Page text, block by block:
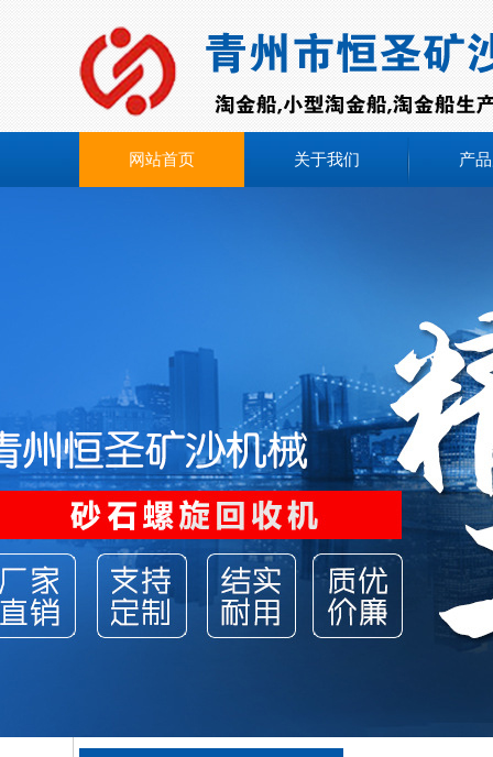
网站首页 关于我们 产